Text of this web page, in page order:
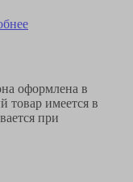
оформлена в
товар имеется в
при